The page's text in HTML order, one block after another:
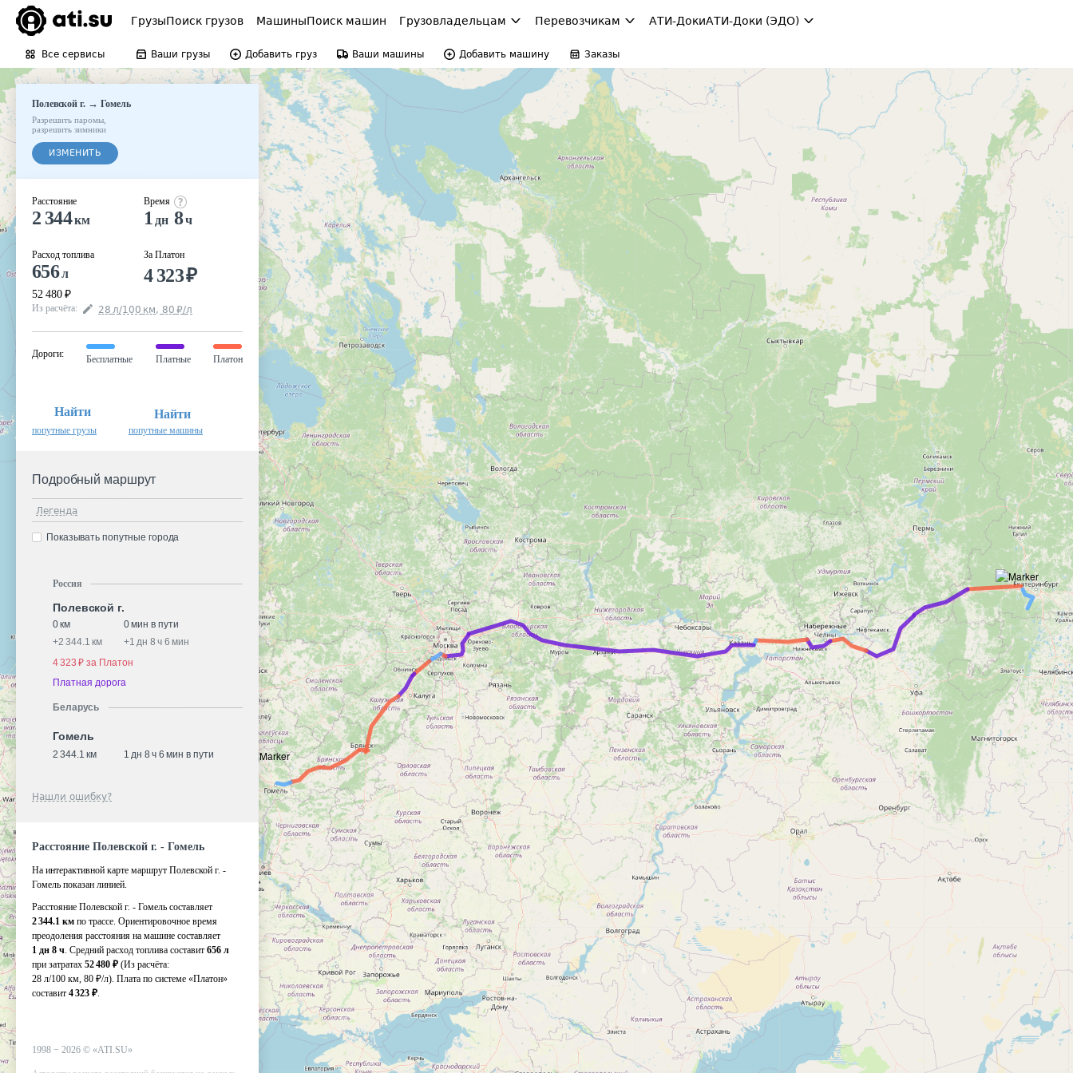
ГрузыПоиск грузов МашиныПоиск машин Грузовладельцам Перевозчикам АТИ-ДокиАТИ-Доки (ЭДО)
Все сервисы Ваши грузы Добавить груз Ваши машины Добавить машину Заказы
Полевской г.→ Гомель
Разрешить паромы
разрешить зимники
ИЗМЕНИТЬ
Расстояние
2 344км
Расход топлива
656л
52 480 ₽
Время
1 дн 8ч
За Платон
4 323₽
Из расчёта: 28 л/100 км, 80 ₽/л
Дороги:
Бесплатные Платные Платон
Найти
попутные грузы
Найти
попутные машины
Подробный маршрут
Легенда
Показывать попутные города
Россия
Полевской г.
0 км
0 мин в пути
+2 344.1 км +1 дн 8 ч 6 мин
4 323 ₽ за Платон
Платная дорога
Беларусь
Гомель
2 344.1 км 1 дн 8 ч 6 мин в пути
Нашли ошибку?
Расстояние Полевской г. - Гомель
На интерактивной карте маршрут Полевской г. -
Гомель показан линией.
Расстояние Полевской г. - Гомель составляет
2 344.1 км по трассе. Ориентировочное время
преодоления расстояния на машине составляет
1 дн 8 ч. Средний расход топлива составит 656 л
при затратах 52 480 ₽ (Из расчёта:
28 л/100 км, 80 ₽/л). Плата по системе «Платон»
составит 4 323 ₽.
1998 − 2026 © «ATI.SU»